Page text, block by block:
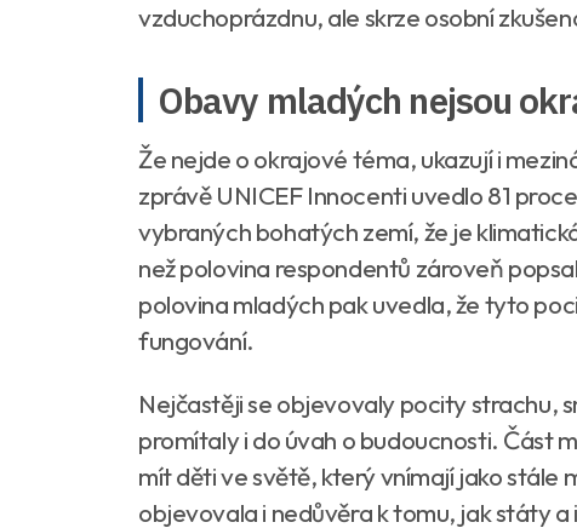
vzduchoprázdnu, ale skrze osobní
Obavy mladých nejsou
Že nejde o okrajové téma, ukazují i
zprávě UNICEF Innocenti uvedlo 81
vybraných bohatých zemí, že je
než polovina respondentů zároveň
polovina mladých pak uvedla, že tyto
fungování.
Nejčastěji se objevovaly pocity strachu,
promítaly i do úvah o budoucnosti. Část
mít děti ve světě, který vnímají jako stále
objevovala i nedůvěra k tomu, jak státy